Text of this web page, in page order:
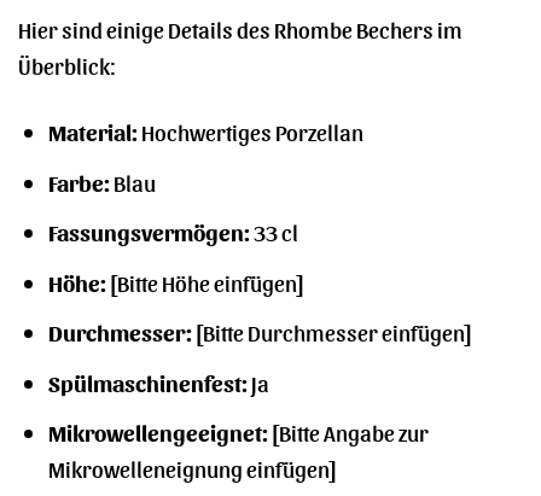
Hier sind einige Details des Rhombe Bechers im
Überblick:
Material:Hochwertiges Porzellan
Farbe:Blau
Fassungsvermögen:33 cl
Höhe:[Bitte Höhe einfügen]
Durchmesser:[Bitte Durchmesser einfügen]
Spülmaschinenfest:Ja
Mikrowellengeeignet:[Bitte Angabe zur
Mikrowelleneignung einfügen]